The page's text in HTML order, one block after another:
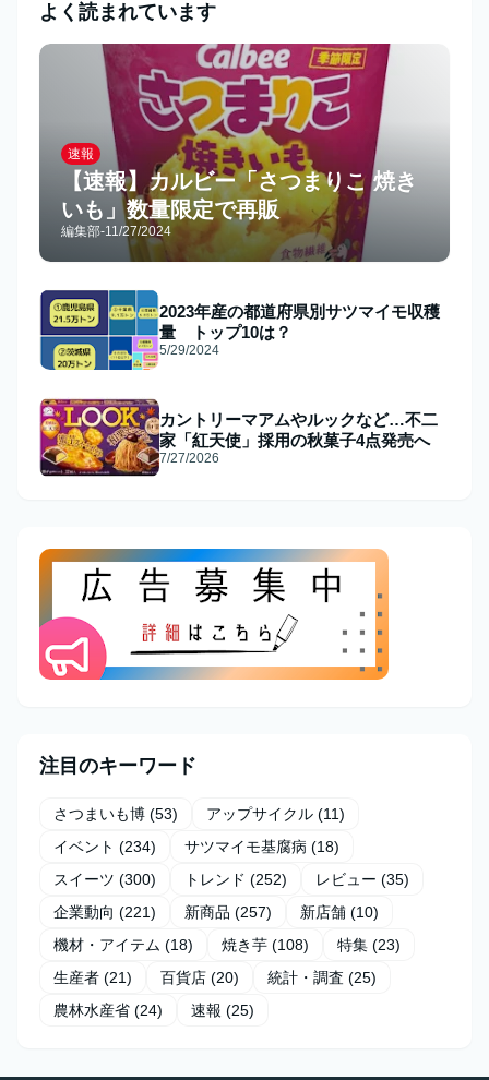
よく読まれています
速報
【速報】カルビー「さつまりこ 焼き
いも」数量限定で再販
編集部-11/27/2024
2023年産の都道府県別サツマイモ収穫
量 トップ10は？
5/29/2024
カントリーマアムやルックなど…不二
家「紅天使」採用の秋菓子4点発売へ
7/27/2026
注目のキーワード
さつまいも博 (53) アップサイクル (11)
イベント (234) サツマイモ基腐病 (18)
スイーツ (300) トレンド (252) レビュー (35)
企業動向 (221) 新商品 (257) 新店舗 (10)
機材・アイテム (18) 焼き芋 (108) 特集 (23)
生産者 (21) 百貨店 (20) 統計・調査 (25)
農林水産省 (24) 速報 (25)